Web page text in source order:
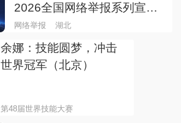
2026全国网络举报系列宣传
活动（湖北站）启动
网络举报 湖北
余娜：技能圆梦，冲击
世界冠军（北京）
第48届世界技能大赛